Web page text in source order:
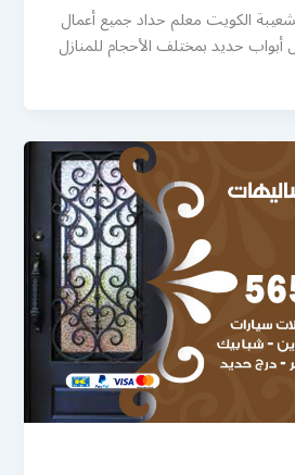
الكويت معلم حداد جميع أعمال
حديد بمختلف الأحجام للمنازل